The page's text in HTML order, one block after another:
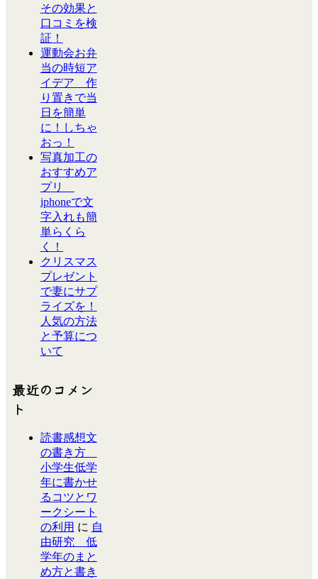
その効果と
口コミを検
証！
運動会お弁
当の時短ア
イデア 作
り置きで当
日を簡単
に！しちゃ
おっ！
写真加工の
おすすめア
プリ
iphoneで文
字入れも簡
単らくら
く！
クリスマス
プレゼント
で妻にサプ
ライズを！
人気の方法
と予算につ
いて
最近のコメン
ト
読書感想文
の書き方
小学生低学
年に書かせ
るコツとワ
ークシート
の利用 に 自
由研究 低
学年のまと
め方と書き